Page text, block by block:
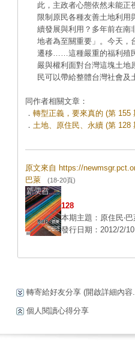
此，主政者心態依然未能正
限制原民各種友善土地利用
續發展與利用？多年前在南
地者為至關重要」。今天，
遷移……這種嚴重的福利殖
嚴與權利面對台灣這塊土
民可以帶給整體台灣社會及
同作者相關文章：
． 轉型正義，要來真的 (第 155
． 土地、原住民、永續 (第 128
原文來自 https://
巴萊 (18-20頁)
128
本期主題：原住民‧巴
發行日期：2012/2/10
轉寄給好友分享 (開啟詳細內容
個人閱讀心得分享